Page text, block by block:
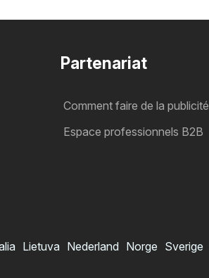
Partenariat
Comment faire de la publicité
Espace professionnels B2B
Lietuva Nederland Norge Sverige